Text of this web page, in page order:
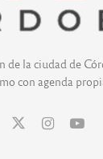
de la ciudad de
con agenda